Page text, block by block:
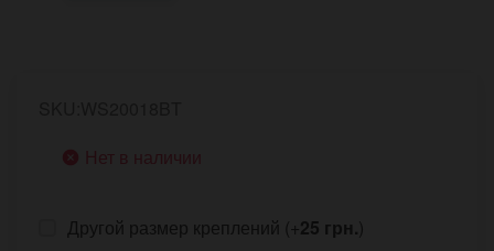
Нет в наличии
Другой размер креплений (+25 грн.)